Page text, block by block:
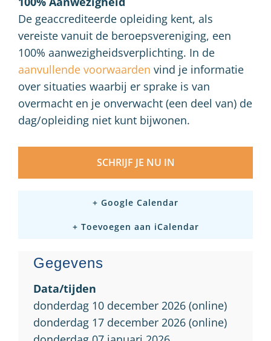
De geaccrediteerde opleiding kent, als
vereiste vanuit de beroepsvereniging, een
100% aanwezigheidsverplichting. In de
aanvullende voorwaarden vind je informatie
over situaties waarbij er sprake is van
overmacht en je onverwacht (een deel van) de
dag/opleiding niet kunt bijwonen.
SCHRIJF JE NU IN
+ Google Calendar
+ Toevoegen aan iCalendar
Gegevens
Data/tijden
donderdag 10 december 2026 (online)
donderdag 17 december 2026 (online)